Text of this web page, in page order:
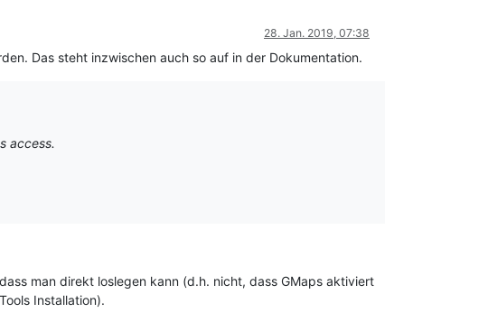
28. Jan. 2019, 07:38
Das steht inzwischen auch so auf in der Dokumentation.
access.
man direkt loslegen kann (d.h. nicht, dass GMaps aktiviert
Installation).